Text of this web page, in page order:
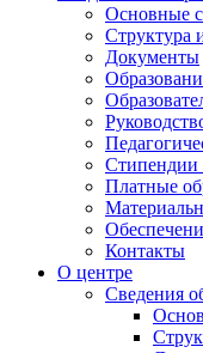
Основные
Структура
Документы
Стипендии
Платные
Контакты
О центре
Сведения